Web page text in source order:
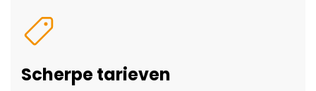
Scherpe tarieven